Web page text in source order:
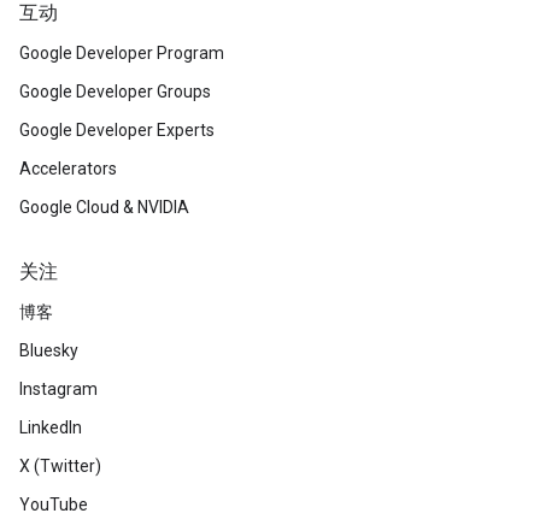
互动
Google Developer Program
Google Developer Groups
Google Developer Experts
Accelerators
Google Cloud & NVIDIA
关注
博客
Bluesky
Instagram
LinkedIn
X (Twitter)
YouTube